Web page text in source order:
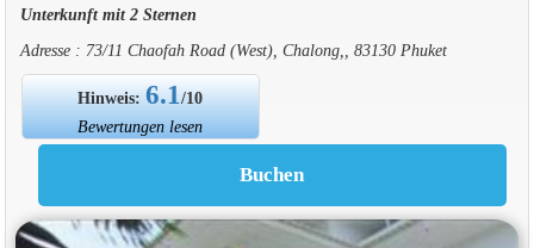
Unterkunft mit 2 Sternen
Adresse : 73/11 Chaofah Road (West), Chalong,, 83130 Phuket
Hinweis:6.1/10
Bewertungen lesen